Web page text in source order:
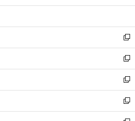
ウ
開
く
新
し
い
ウ
ィ
ン
ド
ウ
新
し
い
ウ
ィ
ン
新
し
い
ウ
新
し